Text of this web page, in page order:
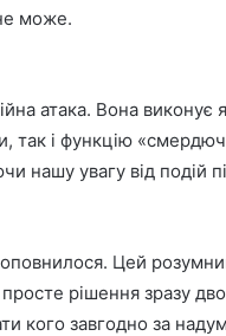
може.
атака. Вона виконує
так і функцію
нашу увагу від подій
Цей
рішення зразу
кого завгодно за